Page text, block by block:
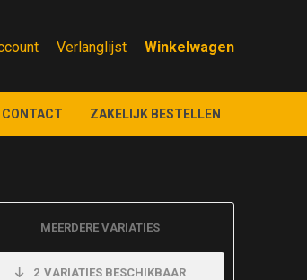
Verlanglijst
CONTACT ZAKELIJK BESTELLEN
MEERDERE VARIATIES
2 VARIATIES BESCHIKBAAR